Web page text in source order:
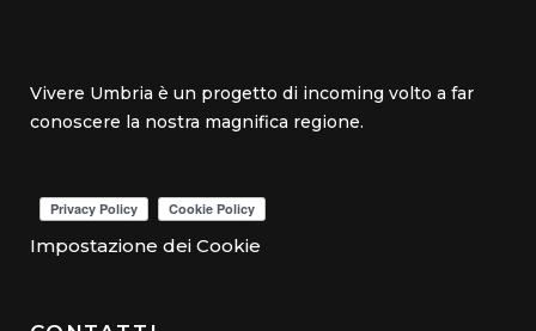
Vivere Umbria è un progetto di incoming volto a far
conoscere la nostra magnifica regione.
Impostazione dei Cookie